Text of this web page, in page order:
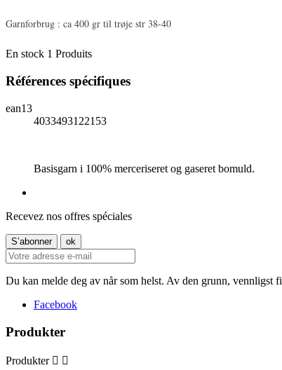
Garnforbrug : ca 400 gr til trøje str 38-40
En stock 1 Produits
Références spécifiques
ean13
4033493122153
Basisgarn i 100% merceriseret og gaseret bomuld.
Recevez nos offres spéciales
Du kan melde deg av når som helst. Av den grunn, vennligst
Facebook
Produkter
Produkter  